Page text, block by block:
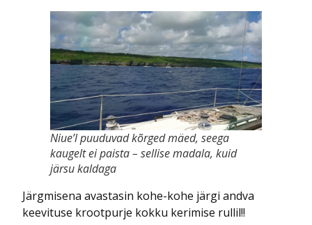
Niue’l puuduvad kõrged mäed, seega
kaugelt ei paista – sellise madala, kuid
järsu kaldaga
Järgmisena avastasin kohe-kohe järgi andva
keevituse krootpurje kokku kerimise rullil!!